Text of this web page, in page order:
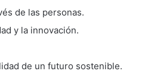
de las personas.
y la innovación.
de un futuro sostenible.